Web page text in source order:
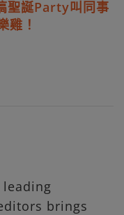
聖誕Party叫同事
雞！
leading
brings